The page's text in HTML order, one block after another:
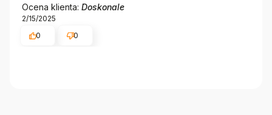
Ocena klienta: Doskonale
2/15/2025
0
0